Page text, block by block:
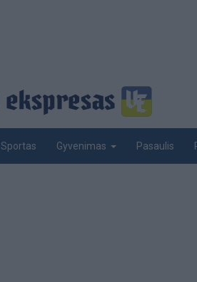
Sportas Gyvenimas Pasaulis